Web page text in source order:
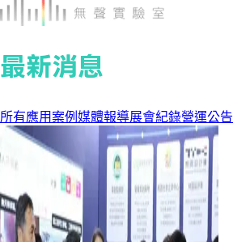
最新消息
所有應用案例 媒體報導展會紀錄營運公告